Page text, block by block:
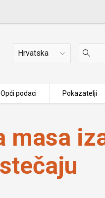
Država
Opći podaci Pokazatelji
X d.o.o. u stečaju
masa